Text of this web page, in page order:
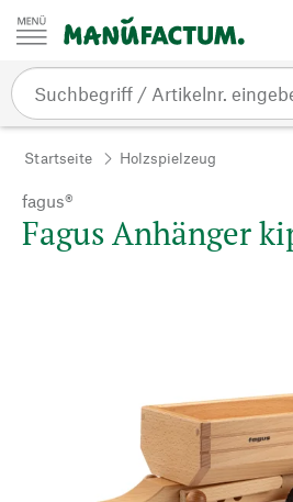
Zum Inhalt springen
Startseite Holzspielzeug
fagus®
Fagus Anhänger